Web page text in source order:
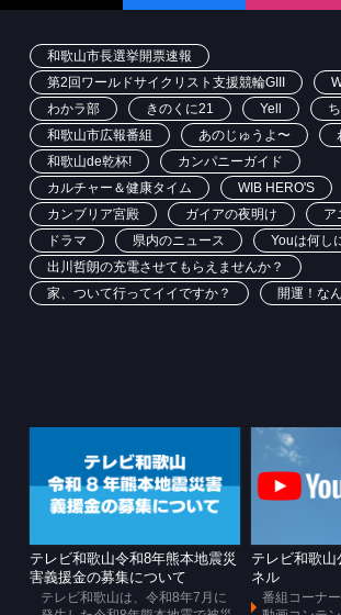
和歌山市長選挙開票速報
第2回ワールドサイクリスト支援競輪GIII
わかラ部
きのくに21 Yell
和歌山市広報番組
あのじゅうよ〜
和歌山de乾杯!
カンパニーガイド
カルチャー＆健康タイム
WIB HERO'S
カンブリア宮殿
ガイアの夜明け
ア
ドラマ
県内のニュース
Youは何し
出川哲朗の充電させてもらえませんか？
家、ついて行ってイイですか？
開運！な
テレビ和歌山令和8年熊本地震災
害義援金の募集について
テレビ和歌山は、令和8年7月に
テレビ和歌山
ネル
番組コーナ